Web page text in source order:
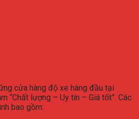
cửa hàng độ xe hàng đầu tại
“Chất lượng – Uy tín – Giá tốt”. Các
bao gồm: